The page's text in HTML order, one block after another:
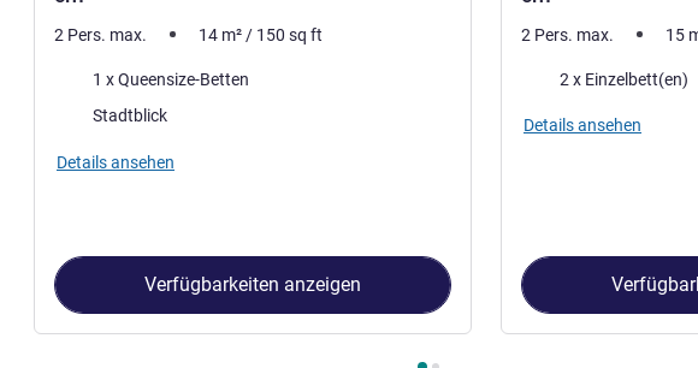
2 Pers. max. 14 m² / 150 sq ft
Bettwäsche
1 x Queensize-Betten
Aussicht:Stadtblick
Details ansehen
Verfügbarkeiten anzeigen
2 Pers. max. 15
Bettwäsche
2 x Einzelbett(en)
Details ansehen